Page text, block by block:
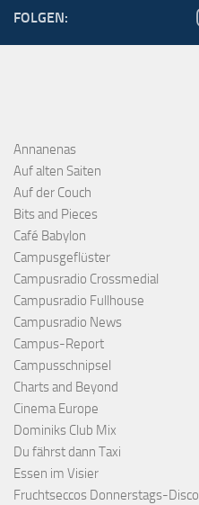
FOLGEN:
Annanenas
Auf alten Saiten
Auf der Couch
Bits and Pieces
Café Babylon
Campusgeflüster
Campusradio Crossmedial
Campusradio Fullhouse
Campusradio News
Campus-Report
Campusschnipsel
Charts and Beyond
Cinema Europe
Dominiks Club Mix
Du fährst dann Taxi
Essen im Visier
Fruchtseccos Donnerstags-Disco